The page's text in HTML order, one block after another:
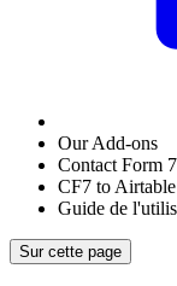
Our Add-ons
Contact Form 7
CF7 to Airtable
Guide de
Sur cette page